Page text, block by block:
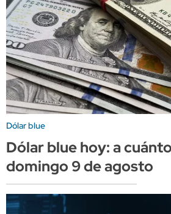
Dólar blue
Dólar blue hoy: a
domingo 9 de agosto